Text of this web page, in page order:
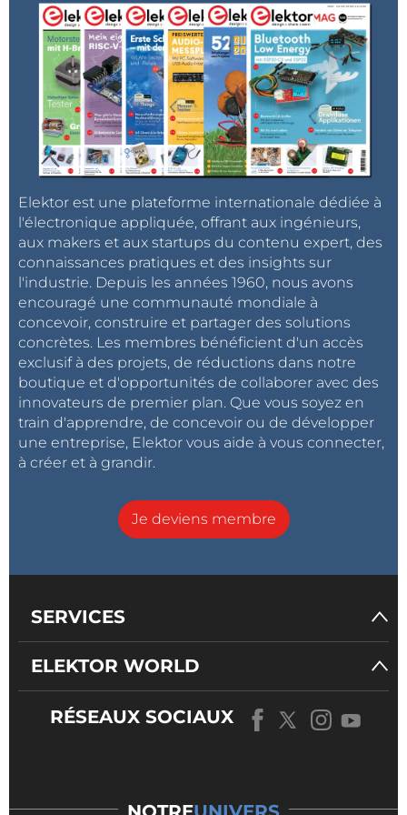
Elektor est une plateforme internationale dédiée à
l'électronique appliquée, offrant aux ingénieurs,
aux makers et aux startups du contenu expert, des
connaissances pratiques et des insights sur
l'industrie. Depuis les années 1960, nous avons
encouragé une communauté mondiale à
concevoir, construire et partager des solutions
concrètes. Les membres bénéficient d'un accès
exclusif à des projets, de réductions dans notre
boutique et d'opportunités de collaborer avec des
innovateurs de premier plan. Que vous soyez en
train d'apprendre, de concevoir ou de développer
une entreprise, Elektor vous aide à vous connecter,
à créer et à grandir.
Je deviens membre
SERVICES
ELEKTOR WORLD
RÉSEAUX SOCIAUX